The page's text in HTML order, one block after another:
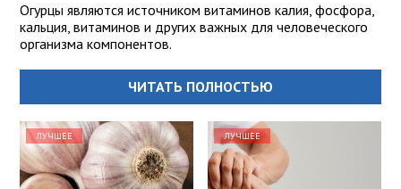
Огурцы являются источником витаминов калия, фосфора,
кальция, витаминов и других важных для человеческого
организма компонентов.
ЧИТАТЬ ПОЛНОСТЬЮ
ЛУЧШЕЕ ЛУЧШЕЕ